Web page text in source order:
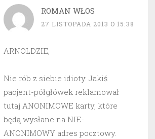
ROMAN WŁOS
27 LISTOPADA 2013 O 15:38
ARNOLDZIE,
Nie rób z siebie idioty. Jakiś
pacjent-półgłówek reklamował
tutaj ANONIMOWE karty, które
będą wysłane na NIE-
ANONIMOWY adres pocztowy.